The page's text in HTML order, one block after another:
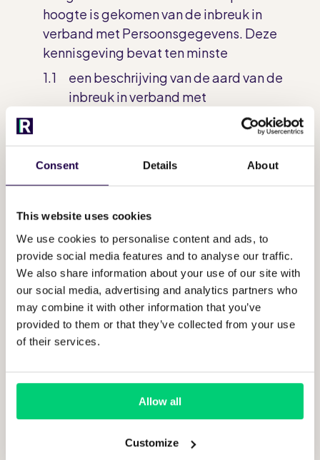
Consent Details About
This website uses cookies
We use cookies to personalise content and ads, to
provide social media features and to analyse our traffic.
We also share information about your use of our site with
our social media, advertising and analytics partners who
may combine it with other information that you’ve
provided to them or that they’ve collected from your use
of their services.
Allow all
Customize
hoogte is gekomen van de inbreuk in
verband met Persoonsgegevens. Deze
kennisgeving bevat ten minste
een beschrijving van de aard van de
inbreuk in verband met
het contactpunt waar meer informatie
over de inbreuk in verband met
de waarschijnlijke gevolgen van de
inbreuk in verband met
Persoonsgegevens; en
de maatregelen die zijn genomen of
worden voorgesteld om de inbreuk in
verband met persoonsgegevens aan
te pakken, inclusief het beperken van
Wanneer het voor Runnr.ai niet mogelijk is
om al deze informatie tegelijkertijd te
informatie bevatten die op dat moment